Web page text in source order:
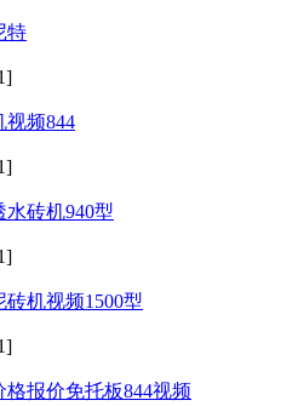
特
视频844
砖机940型
机视频1500型
报价免托板844视频